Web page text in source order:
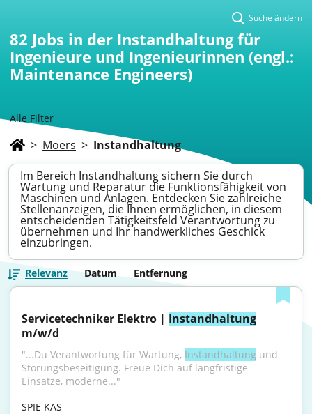
Alle Filter
Suche ändern
82 Jobs in der Instandhaltung für
Ingenieure und Ingenieurinnen (engl.:
Maintenance Engineers)
> Moers > Instandhaltung
Im Bereich Instandhaltung sichern Sie durch
Wartung und Reparatur die Funktionsfähigkeit von
Maschinen und Anlagen. Entdecken Sie zahlreiche
Stellenanzeigen, die Ihnen ermöglichen, in diesem
entscheidenden Tätigkeitsfeld Verantwortung zu
übernehmen und Ihr handwerkliches Geschick
einzubringen.
Relevanz Datum Entfernung
Servicetechniker Elektro | Instandhaltung
m/w/d
"...Du Verantwortung für Wartung, Instandhaltung und
Störungsbeseitigung. Freue Dich auf langfristige
Einsätze, moderne..."
SPIE KAS